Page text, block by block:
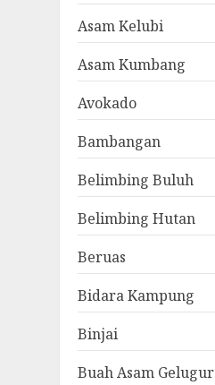
Asam Kelubi
Asam Kumbang
Avokado
Bambangan
Belimbing Buluh
Belimbing Hutan
Beruas
Bidara Kampung
Binjai
Buah Asam Gelugur